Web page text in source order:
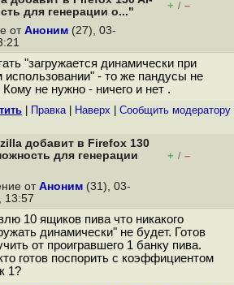
для генерации о..."
+ / –
от Аноним (27), 03-
"загружается динамически при
использовании" - то же пандусы не
не нужно - ничего и нет .
Правка| Наверх Cообщить модератору
добавит в Firefox 130
для генерации
+ / –
от Аноним (31), 03-
13:57
10 ящиков пива что никакого
динамически" не будет. Готов
от проигравшего 1 банку пива.
готов поспорить с коэффициентом
1?